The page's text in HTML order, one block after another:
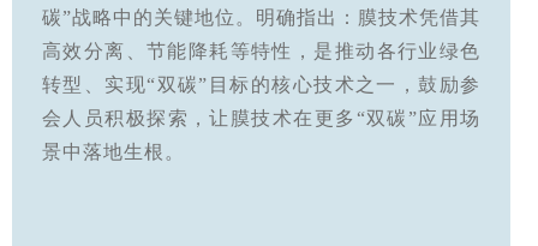
碳”战略中的关键地位。明确指出：膜技术凭借其
高效分离、节能降耗等特性，是推动各行业绿色
转型、实现“双碳”目标的核心技术之一，鼓励参
会人员积极探索，让膜技术在更多“双碳”应用场
景中落地生根。